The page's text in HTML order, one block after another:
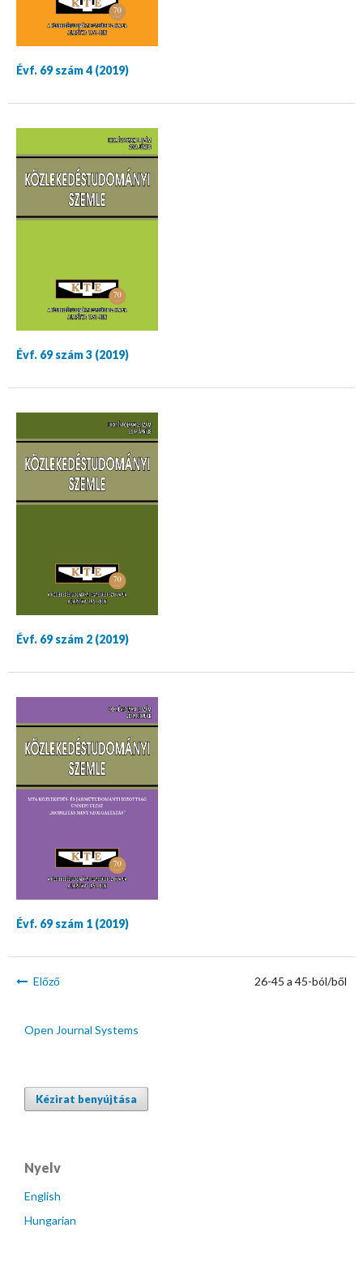
Évf. 69 szám 4 (2019)
Évf. 69 szám 3 (2019)
Évf. 69 szám 2 (2019)
Évf. 69 szám 1 (2019)
Előző 26-45 a 45-ból/ből
Open Journal Systems
Kézirat benyújtása
Nyelv
English
Hungarian